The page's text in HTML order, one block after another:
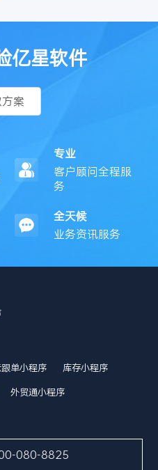
亿星软件
案
专业
客户顾问全程服
务
全天候
业务资讯服务
跟单小程序 库存小程序
外贸通小程序
080-8825